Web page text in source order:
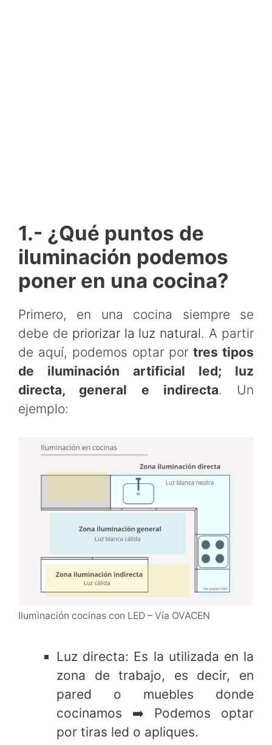
1.- ¿Qué puntos de
iluminación podemos
poner en una cocina?
Primero, en una cocina siempre se
debe de priorizar la luz natural. A partir
de aquí, podemos optar por tres tipos
de iluminación artificial led; luz
directa, general e indirecta. Un
ejemplo:
Iluminación cocinas con LED – Vía OVACEN
Luz directa: Es la utilizada en la
zona de trabajo, es decir, en
pared o muebles donde
cocinamos ➡️ Podemos optar
por tiras led o apliques.